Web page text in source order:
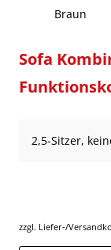
Braun
Sofa
2,5-Sitzer,
zzgl. Liefer-/